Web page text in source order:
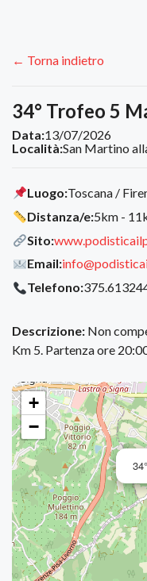
← Torna indietro
34° Trofeo 5
Data:13/07/2026
Località:San Martino
Luogo:Toscana /
Distanza/e:5km -
Sito:
Email:
Telefono:
Descrizione: Non
Km 5. Partenza ore
+
−